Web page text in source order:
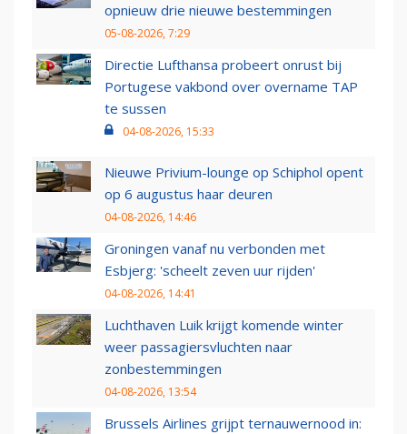
opnieuw drie nieuwe bestemmingen
05-08-2026, 7:29
Directie Lufthansa probeert onrust bij
Portugese vakbond over overname TAP
te sussen
04-08-2026, 15:33
Nieuwe Privium-lounge op Schiphol opent
op 6 augustus haar deuren
04-08-2026, 14:46
Groningen vanaf nu verbonden met
Esbjerg: 'scheelt zeven uur rijden'
04-08-2026, 14:41
Luchthaven Luik krijgt komende winter
weer passagiersvluchten naar
zonbestemmingen
04-08-2026, 13:54
Brussels Airlines grijpt ternauwernood in: